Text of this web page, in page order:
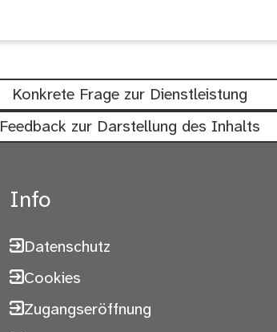
Konkrete Frage zur Dienstleistung
Feedback zur Darstellung des Inhalts
Info
Datenschutz
Cookies
Zugangseröffnung